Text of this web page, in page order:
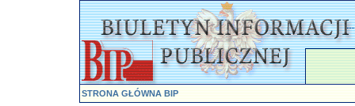
STRONA GŁÓWNA BIP